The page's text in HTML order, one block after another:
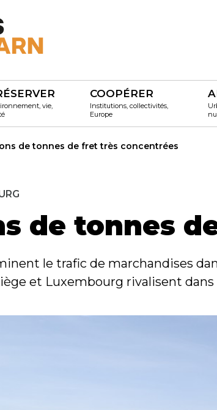
vie,
COOPÉRER
Institutions, collectivités,
Europe
de tonnes de fret très concentrées
de tonnes
le trafic de marchandises
et Luxembourg rivalisent